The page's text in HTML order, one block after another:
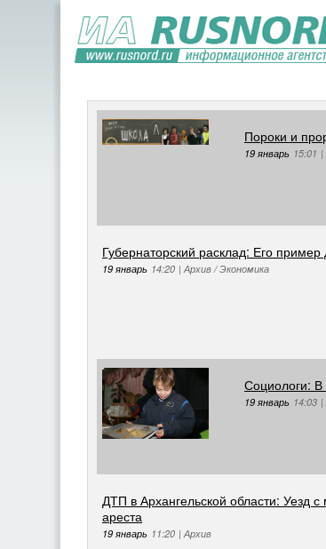
Пороки и
19 январь 15:01 |
Губернаторский расклад: Его
19 январь 14:20 |Архив / Экономика
Социологи:
19 январь 14:03 |
ДТП в Архангельской области: Уезд
ареста
19 январь 11:20 |Архив